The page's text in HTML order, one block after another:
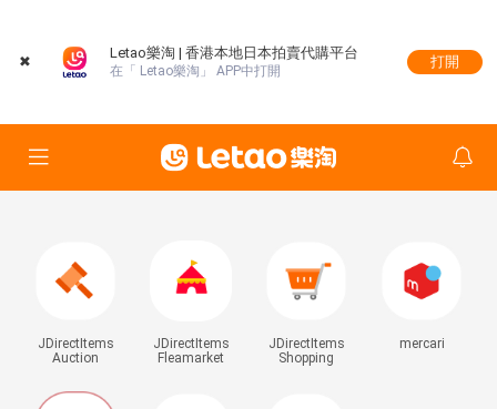
✖
Letao樂淘 | 香港本地日本拍賣代購平台
在「 Letao樂淘」 APP中打開
打開
JDirectItems
Auction
JDirectItems
Fleamarket
JDirectItems
Shopping
mercari